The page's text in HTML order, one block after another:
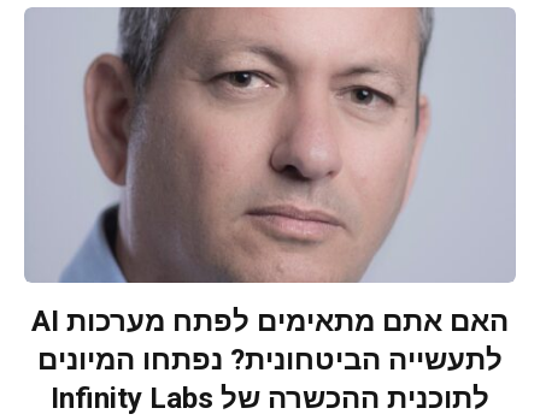
האם אתם מתאימים לפתח מערכות AI
לתעשייה הביטחונית? נפתחו המיונים
לתוכנית ההכשרה של Infinity Labs